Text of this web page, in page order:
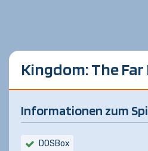
Kingdom: The Far
Informationen zum
DOSBox